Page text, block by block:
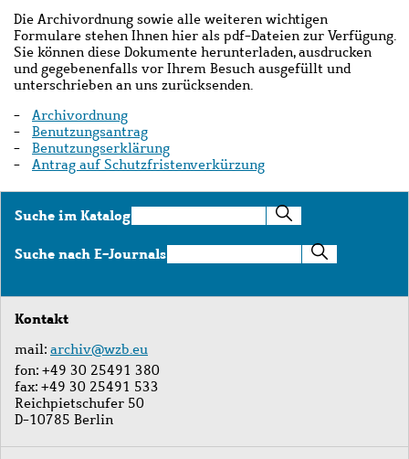
Die Archivordnung sowie alle weiteren wichtigen
Formulare stehen Ihnen hier als pdf-Dateien zur Verfügung.
Sie können diese Dokumente herunterladen, ausdrucken
und gegebenenfalls vor Ihrem Besuch ausgefüllt und
unterschrieben an uns zurücksenden.
Archivordnung
Benutzungsantrag
Benutzungserklärung
Antrag auf Schutzfristenverkürzung
Suche im KatalogSuche
im
Katalog
Suche nach E-JournalsSuche
nach
Journals
Kontakt
mail: archiv@wzb.eu
fon: +49 30 25491 380
fax: +49 30 25491 533
Reichpietschufer 50
D-10785 Berlin